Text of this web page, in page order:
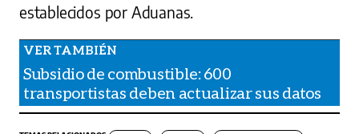
establecidos por Aduanas.
Subsidio de combustible: 600
transportistas deben actualizar sus datos